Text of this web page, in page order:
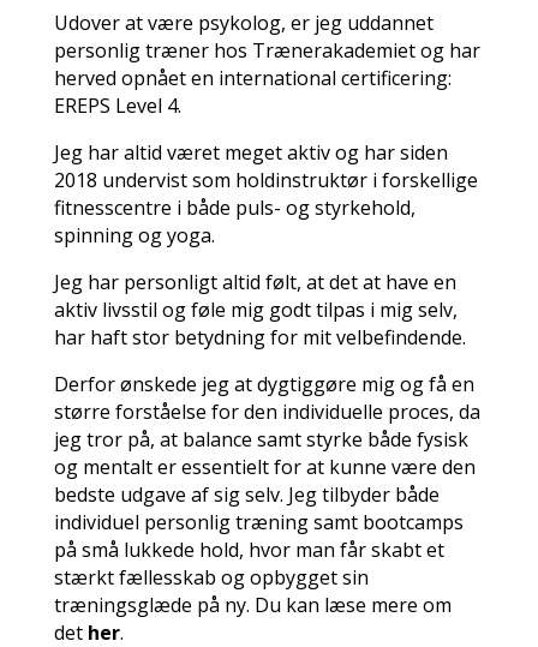
Udover at være psykolog, er jeg uddannet
personlig trænerhos Trænerakademiet og har
herved opnået en international certificering:
EREPS Level 4.
Jeg har altid været meget aktiv og har siden
2018 undervist som holdinstruktør i forskellige
fitnesscentre i både puls- og styrkehold,
spinning og yoga.
Jeg har personligt altid følt, at det at have en
aktiv livsstil og føle mig godt tilpas i mig selv,
har haft stor betydning for mit velbefindende.
Derfor ønskede jeg at dygtiggøre mig og få en
større forståelse for den individuelle proces, da
jeg tror på, at balance samt styrke både fysisk
og mentalt er essentielt for at kunne være den
bedste udgave af sig selv. Jeg tilbyder både
individuel personlig træning samt bootcamps
på små lukkede hold, hvor man får skabt et
stærkt fællesskab og opbygget sin
træningsglæde på ny. Du kan læse mere om
det her.